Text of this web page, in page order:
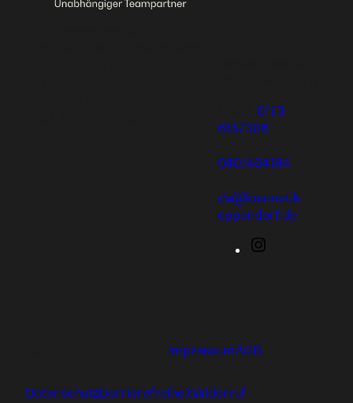
0173-
6157386
040/484194
ds@kosmetik-
eppendorf.de
ImpressumAGB
DatenschutzBarrierefreiheitWiderruf